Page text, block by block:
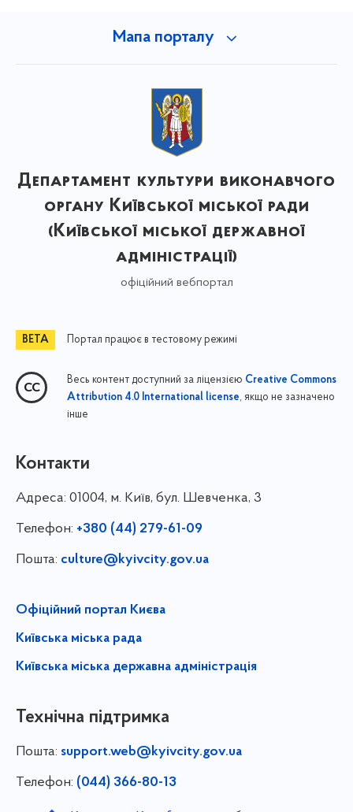
Мапа порталу
Департамент культури виконавчого
органу Київської міської ради
(Київської міської державної
адміністрації)
офіційний вебпортал
Портал працює в тестовому режимі
Весь контент доступний за ліцензією Creative Commons
Attribution 4.0 International license, якщо не зазначено
інше
Контакти
Адреса: 01004, м. Київ, бул. Шевченка, 3
Телефон: +380 (44) 279-61-09
Пошта: culture@kyivcity.gov.ua
Офіційний портал Києва
Київська міська рада
Київська міська державна адміністрація
Технічна підтримка
Пошта: support.web@kyivcity.gov.ua
Телефон: (044) 366-80-13